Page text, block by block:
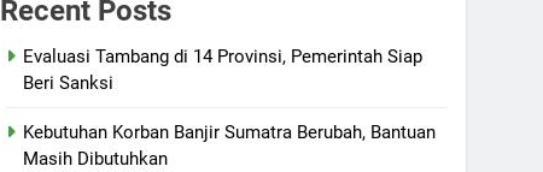
Recent Posts
Evaluasi Tambang di 14 Provinsi, Pemerintah Siap
Beri Sanksi
Kebutuhan Korban Banjir Sumatra Berubah, Bantuan
Masih Dibutuhkan